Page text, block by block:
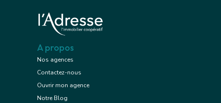
A propos
Nos agences
Contactez-nous
Ouvrir mon agence
Notre Blog